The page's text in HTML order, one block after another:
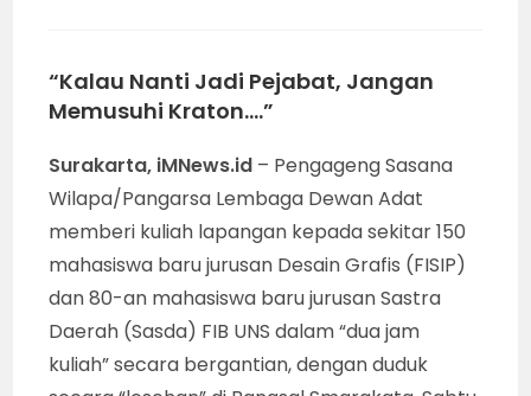
“Kalau Nanti Jadi Pejabat, Jangan
Memusuhi Kraton….”
Surakarta, iMNews.id – Pengageng Sasana
Wilapa/Pangarsa Lembaga Dewan Adat
memberi kuliah lapangan kepada sekitar 150
mahasiswa baru jurusan Desain Grafis (FISIP)
dan 80-an mahasiswa baru jurusan Sastra
Daerah (Sasda) FIB UNS dalam “dua jam
kuliah” secara bergantian, dengan duduk